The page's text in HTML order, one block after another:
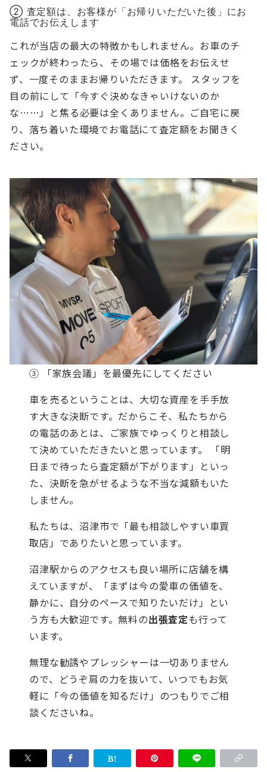
② 査定額は、お客様が「お帰りいただいた後」にお
電話でお伝えします
これが当店の最大の特徴かもしれません。お車のチ
ェックが終わったら、その場では価格をお伝えせ
ず、一度そのままお帰りいただきます。 スタッフを
目の前にして「今すぐ決めなきゃいけないのか
な……」と焦る必要は全くありません。ご自宅に戻
り、落ち着いた環境でお電話にて査定額をお聞きく
ださい。
③ 「家族会議」を最優先にしてください
車を売るということは、大切な資産を手手放
す大きな決断です。だからこそ、私たちから
の電話のあとは、ご家族でゆっくりと相談し
て決めていただきたいと思っています。 「明
日まで待ったら査定額が下がります」といっ
た、決断を急がせるような不当な減額もいた
しません。
私たちは、沼津市で「最も相談しやすい車買
取店」でありたいと思っています。
沼津駅からのアクセスも良い場所に店舗を構
えていますが、「まずは今の愛車の価値を、
静かに、自分のペースで知りたいだけ」とい
う方も大歓迎です。無料の出張査定も行って
います。
無理な勧誘やプレッシャーは一切ありません
ので、どうぞ肩の力を抜いて、いつでもお気
軽に「今の価値を知るだけ」のつもりでご相
談くださいね。